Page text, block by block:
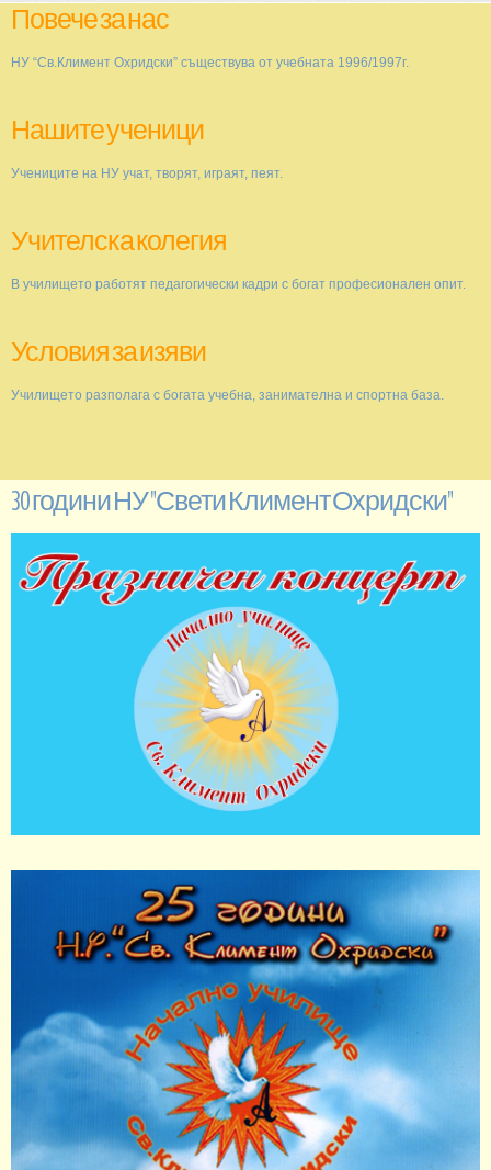
Повече за нас
НУ “Св.Климент Охридски” съществува от учебната 1996/1997г.
Нашите ученици
Учениците на НУ учат, творят, играят, пеят.
Учителска колегия
В училището работят педагогически кадри с богат професионален опит.
Условия за изяви
Училището разполага с богата учебна, занимателна и спортна база.
30 години НУ "Свети Климент Охридски"